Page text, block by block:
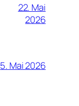
22. Mai
2026
5. Mai 2026